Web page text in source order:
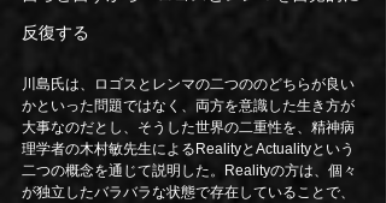
反復する
川島氏は、ロゴスとレンマの二つののどちらが良い
かといった問題ではなく、両方を意識した生き方が
大事なのだとし、そうした世界の二重性を、精神病
理学者の木村敏先生によるRealityとActualityという
二つの概念を通じて説明した。Realityの方は、個々
が独立したバラバラな状態で存在していることで、